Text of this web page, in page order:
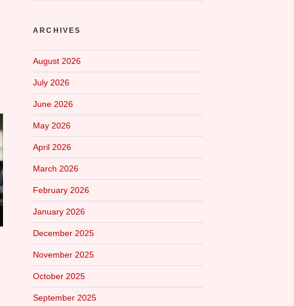
ARCHIVES
August 2026
July 2026
June 2026
May 2026
April 2026
March 2026
February 2026
January 2026
December 2025
November 2025
October 2025
September 2025